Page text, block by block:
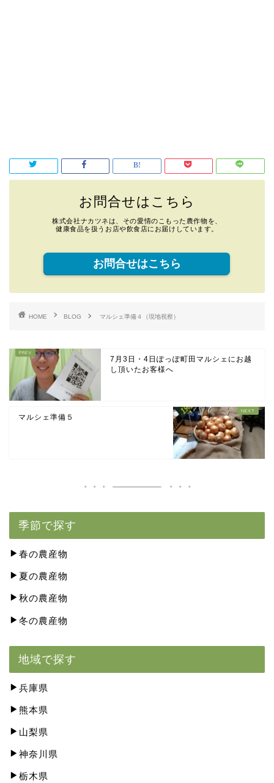
お問合せはこちら
株式会社ナカツネは、その愛情のこもった農作物を、
健康食品を扱うお店や飲食店にお届けしています。
お問合せはこちら
HOME BLOG マルシェ準備４（現地視察）
7月3日・4日ぽっぽ町田マルシェにお越
し頂いたお客様へ
マルシェ準備５
季節で探す
春の農産物
夏の農産物
秋の農産物
冬の農産物
地域で探す
兵庫県
熊本県
山梨県
神奈川県
栃木県